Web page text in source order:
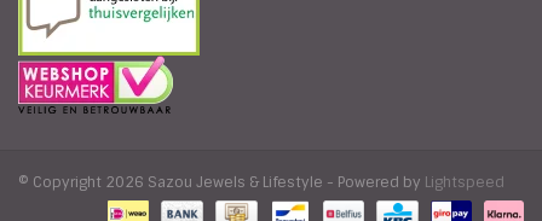
© Copyright 2026 Sazou Jewels & Lifestyle - Powered by Lightspeed